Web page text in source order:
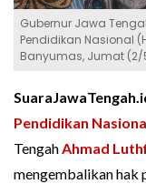
Gubernur Jawa
Pendidikan Nasional
Banyumas, Jumat (2/
Pendidikan
TengahAhmad
mengembalikan hak